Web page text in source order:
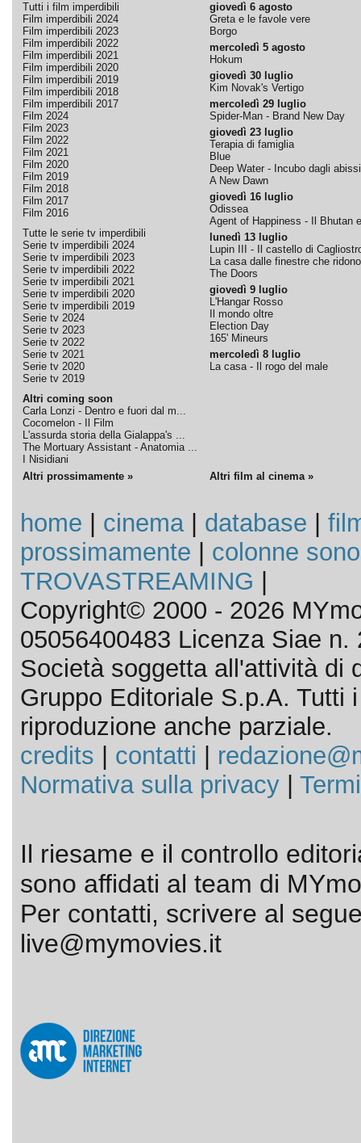
Tutti i film imperdibili
Film imperdibili 2024
Film imperdibili 2023
Film imperdibili 2022
Film imperdibili 2021
Film imperdibili 2020
Film imperdibili 2019
Film imperdibili 2018
Film imperdibili 2017
Film 2024
Film 2023
Film 2022
Film 2021
Film 2020
Film 2019
Film 2018
Film 2017
Film 2016
Tutte le serie tv imperdibili
Serie tv imperdibili 2024
Serie tv imperdibili 2023
Serie tv imperdibili 2022
Serie tv imperdibili 2021
Serie tv imperdibili 2020
Serie tv imperdibili 2019
Serie tv 2024
Serie tv 2023
Serie tv 2022
Serie tv 2021
Serie tv 2020
Serie tv 2019
Altri coming soon
Carla Lonzi - Dentro e fuori dal m...
Cocomelon - Il Film
L'assurda storia della Gialappa's ...
The Mortuary Assistant - Anatomia ...
I Nisidiani
giovedì 6 agosto
Greta e le favole vere
Borgo
mercoledì 5 agosto
Hokum
giovedì 30 luglio
Kim Novak's Vertigo
mercoledì 29 luglio
Spider-Man - Brand New Day
giovedì 23 luglio
Terapia di famiglia
Blue
Deep Water - Incubo dagli abissi
A New Dawn
giovedì 16 luglio
Odissea
Agent of Happiness - Il Bhutan
lunedì 13 luglio
Lupin III - Il castello di
La casa dalle finestre che ridono
The Doors
giovedì 9 luglio
L'Hangar Rosso
Il mondo oltre
Election Day
165' Mineurs
mercoledì 8 luglio
La casa - Il rogo del male
Altri prossimamente » Altri film al cinema »
home cinema| database
prossimamente
colonne
TROVASTREAMING
Copyright© 2000 - 2026
05056400483 Licenza Siae n.
Società soggetta all'attività di
Gruppo Editoriale S.p.A. Tutti
riproduzione anche parziale.
credits
contatti
Normativa sulla privacy|
Il riesame e il controllo
sono affidati al team di
Per contatti, scrivere al
live@mymovies.it